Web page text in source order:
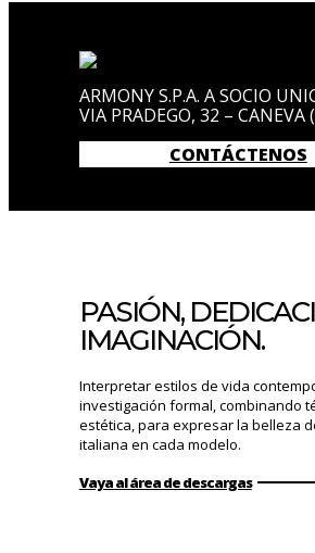
ARMONY S.P.A. A SOCIO
VIA PRADEGO, 32 – CANEVA
CONTÁCTENOS
PASIÓN,
IMAGINACIÓN.
Interpretar estilos de vida
investigación formal, combinando
estética, para expresar la belleza
italiana en cada modelo.
Vaya al área de descargas